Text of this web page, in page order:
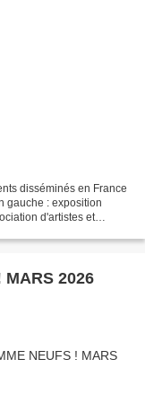
disséminés en France
gauche : exposition
d'artistes et
DES VITRAUX COMME NEUFS ! MARS 2026